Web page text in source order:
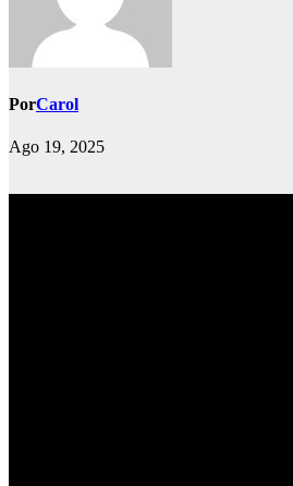
PorCarol
Ago 19, 2025